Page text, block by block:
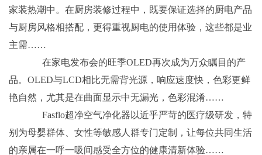
家装热潮中。在厨房装修过程中，既要保证选择的厨电产品
与厨房风格相搭配，更得重视厨电的使用体验，这些都是业
主需……
在家电发布会的旺季OLED再次成为万众瞩目的产
品。OLED与LCD相比无需背光源，响应速度快，色彩更鲜
艳自然，尤其是在曲面显示中无漏光，色彩混淆……
Fasflo超净空气净化器以近乎严苛的医疗级研发，特
别为母婴群体、女性等敏感人群专门定制，让每位共同生活
的亲属在一呼一吸间感受全方位的健康清新体验……